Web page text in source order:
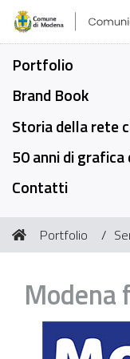
Portfolio
Brand Book
Storia della rete
50 anni di grafica
Contatti
Tu
sei
Portfolio
Modena